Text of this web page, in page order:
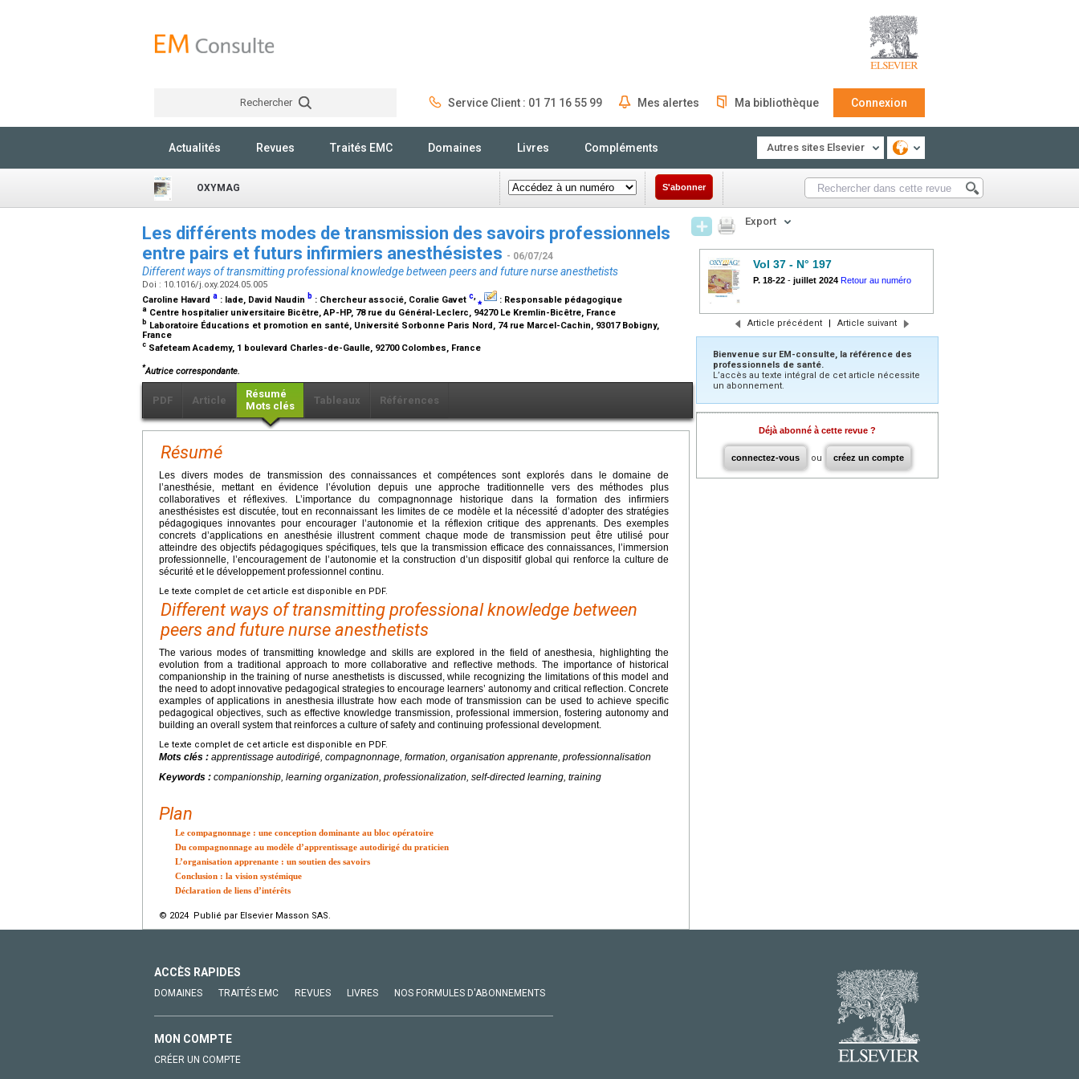
Rechercher Service Client : 01 71 16 55 99 Mes alertes Ma bibliothèque Connexion
Actualités Revues Traités EMC Domaines Livres Compléments Autres sites Elsevier
OXYMAG S'abonner
Les différents modes de transmission des savoirs professionnels
entre pairs et futurs infirmiers anesthésistes - 06/07/24
Different ways of transmitting professional knowledge between peers and future nurse anesthetists
Doi : 10.1016/j.oxy.2024.05.005
Caroline Havard a : Iade, David Naudin b : Chercheur associé, Coralie Gavet c,⁎ : Responsable pédagogique
a Centre hospitalier universitaire Bicêtre, AP-HP, 78 rue du Général-Leclerc, 94270 Le Kremlin-Bicêtre, France
b Laboratoire Éducations et promotion en santé, Université Sorbonne Paris Nord, 74 rue Marcel-Cachin, 93017 Bobigny,
France
c Safeteam Academy, 1 boulevard Charles-de-Gaulle, 92700 Colombes, France
*Autrice correspondante.
PDF Article
Résumé
Mots clés
Tableaux Références
Résumé
Les divers modes de transmission des connaissances et compétences sont explorés dans le domaine de
l’anesthésie, mettant en évidence l’évolution depuis une approche traditionnelle vers des méthodes plus
collaboratives et réflexives. L’importance du compagnonnage historique dans la formation des infirmiers
anesthésistes est discutée, tout en reconnaissant les limites de ce modèle et la nécessité d’adopter des stratégies
pédagogiques innovantes pour encourager l’autonomie et la réflexion critique des apprenants. Des exemples
concrets d’applications en anesthésie illustrent comment chaque mode de transmission peut être utilisé pour
atteindre des objectifs pédagogiques spécifiques, tels que la transmission efficace des connaissances, l’immersion
professionnelle, l’encouragement de l’autonomie et la construction d’un dispositif global qui renforce la culture de
sécurité et le développement professionnel continu.
Le texte complet de cet article est disponible en PDF.
Different ways of transmitting professional knowledge between
peers and future nurse anesthetists
The various modes of transmitting knowledge and skills are explored in the field of anesthesia, highlighting the
evolution from a traditional approach to more collaborative and reflective methods. The importance of historical
companionship in the training of nurse anesthetists is discussed, while recognizing the limitations of this model and
the need to adopt innovative pedagogical strategies to encourage learners’ autonomy and critical reflection. Concrete
examples of applications in anesthesia illustrate how each mode of transmission can be used to achieve specific
pedagogical objectives, such as effective knowledge transmission, professional immersion, fostering autonomy and
building an overall system that reinforces a culture of safety and continuing professional development.
Le texte complet de cet article est disponible en PDF.
Mots clés : apprentissage autodirigé, compagnonnage, formation, organisation apprenante, professionnalisation
Keywords : companionship, learning organization, professionalization, self-directed learning, training
Plan
Le compagnonnage : une conception dominante au bloc opératoire
Du compagnonnage au modèle d’apprentissage autodirigé du praticien
L’organisation apprenante : un soutien des savoirs
Conclusion : la vision systémique
Déclaration de liens d’intérêts
© 2024 Publié par Elsevier Masson SAS.
Export
Vol 37 - N° 197
P. 18-22 - juillet 2024 Retour au numéro
Article précédent | Article suivant
Bienvenue sur EM-consulte, la référence des
professionnels de santé.
L’accès au texte intégral de cet article nécessite
un abonnement.
Déjà abonné à cette revue ?
connectez-vous ou créez un compte
ACCÈS RAPIDES
DOMAINES TRAITÉS EMC REVUES LIVRES NOS FORMULES D'ABONNEMENTS
MON COMPTE
CRÉER UN COMPTE